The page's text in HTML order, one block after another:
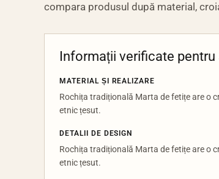
compara produsul după material,
Informații verificate pentru
MATERIAL ȘI REALIZARE
Rochița tradițională Marta de fetițe are o
etnic țesut.
DETALII DE DESIGN
Rochița tradițională Marta de fetițe are o
etnic țesut.